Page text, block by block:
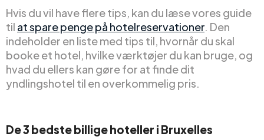
Hvis du vil have flere tips, kan du læse vores guide
til at spare penge på hotelreservationer. Den
indeholder en liste med tips til, hvornår du skal
booke et hotel, hvilke værktøjer du kan bruge, og
hvad du ellers kan gøre for at finde dit
yndlingshotel til en overkommelig pris.
De 3 bedste billige hoteller i Bruxelles